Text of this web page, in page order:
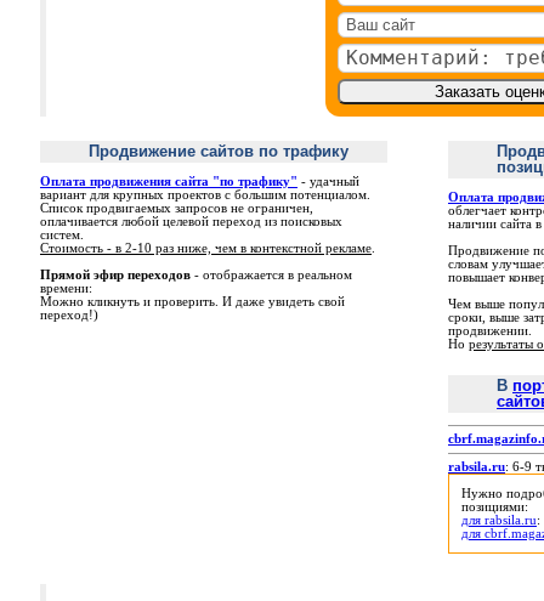
Продвижение сайтов по трафику
Оплата продвижения сайта "по трафику" - удачный
вариант для крупных проектов с большим потенциалом.
Список продвигаемых запросов не ограничен,
оплачивается любой целевой переход из поисковых
систем.
Стоимость - в 2-10 раз ниже, чем в контекстной рекламе
Прямой эфир переходов - отображается в реальном
времени:
Можно кликнуть и проверить. И даже увидеть свой
переход!)
Оплата
облегчает
наличии сайта
Продвижение
словам
повышает
Чем выше
сроки, выше
продвижении.
Но результаты
В
rabsila.ru: 6-9
Нужно
позициями:
для rabsila.ru:
для